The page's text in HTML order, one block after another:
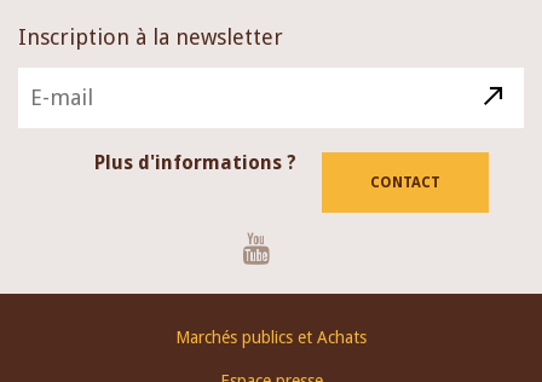
Inscription à la newsletter
Plus d'informations ?
CONTACT
Marchés publics et Achats